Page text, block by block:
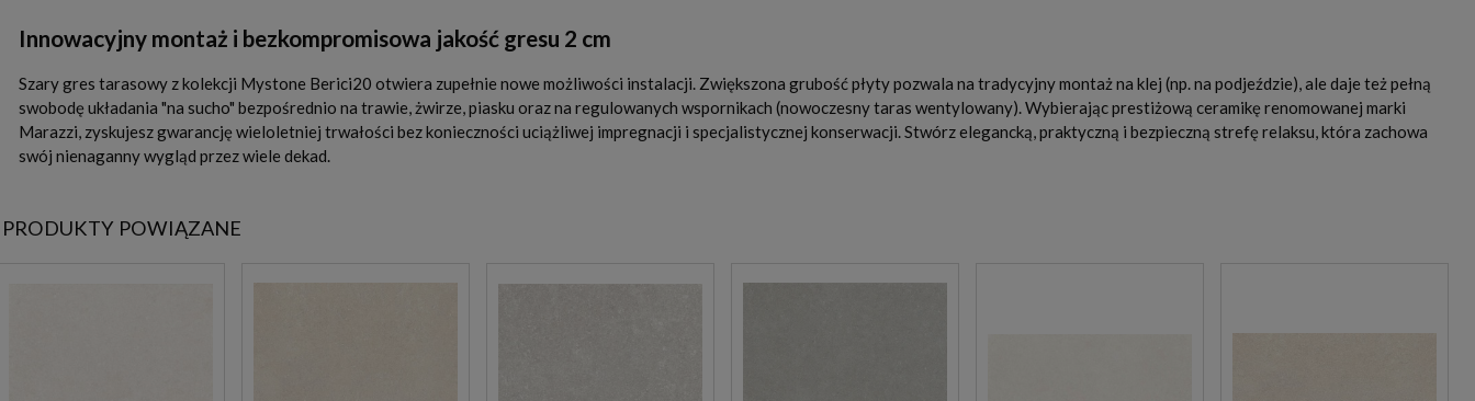
Innowacyjny montaż i bezkompromisowa jakość gresu 2 cm
Szary gres tarasowy z kolekcji Mystone Berici20 otwiera zupełnie nowe możliwości instalacji. Zwiększona grubość płyty pozwala na tradycyjny montaż na klej (np. na podjeździe), ale daje też pełną
swobodę układania "na sucho" bezpośrednio na trawie, żwirze, piasku oraz na regulowanych wspornikach (nowoczesny taras wentylowany). Wybierając prestiżową ceramikę renomowanej marki
Marazzi, zyskujesz gwarancję wieloletniej trwałości bez konieczności uciążliwej impregnacji i specjalistycznej konserwacji. Stwórz elegancką, praktyczną i bezpieczną strefę relaksu, która zachowa
swój nienaganny wygląd przez wiele dekad.
PRODUKTY POWIĄZANE